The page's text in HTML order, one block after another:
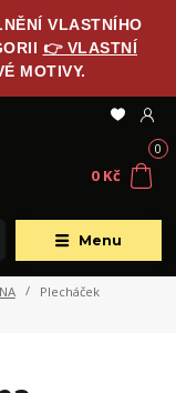
VLASTNÍHO
👉 VLASTNÍ
MOTIVY.
Menu
0
0 Kč
Plecháček